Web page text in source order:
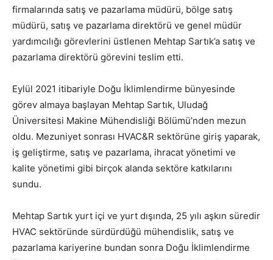
firmalarında satış ve pazarlama müdürü, bölge satış
müdürü, satış ve pazarlama direktörü ve genel müdür
yardımcılığı görevlerini üstlenen Mehtap Sartık’a satış ve
pazarlama direktörü görevini teslim etti.
Eylül 2021 itibariyle Doğu İklimlendirme bünyesinde
görev almaya başlayan Mehtap Sartık, Uludağ
Üniversitesi Makine Mühendisliği Bölümü’nden mezun
oldu. Mezuniyet sonrası HVAC&R sektörüne giriş yaparak,
iş geliştirme, satış ve pazarlama, ihracat yönetimi ve
kalite yönetimi gibi birçok alanda sektöre katkılarını
sundu.
Mehtap Sartık yurt içi ve yurt dışında, 25 yılı aşkın süredir
HVAC sektöründe sürdürdüğü mühendislik, satış ve
pazarlama kariyerine bundan sonra Doğu İklimlendirme